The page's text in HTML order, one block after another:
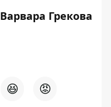
Варвара Грекова
😆 😡